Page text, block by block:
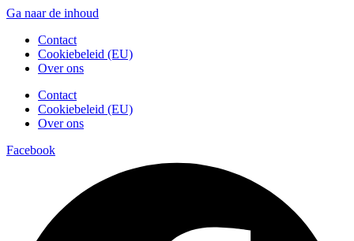
Ga naar de inhoud
Contact
Cookiebeleid (EU)
Over ons
Contact
Cookiebeleid (EU)
Over ons
Facebook